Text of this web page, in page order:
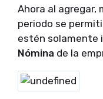
Ahora al agregar,
periodo se
estén solamente
Nómina de la